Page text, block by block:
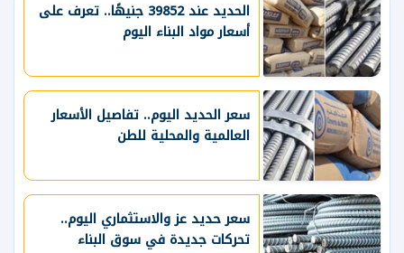
الحديد عند 39852 جنيهًا.. تعرف على
أسعار مواد البناء اليوم
سعر الحديد اليوم.. تفاصيل الأسعار
العالمية والمحلية للطن
سعر حديد عز والاستثماري اليوم..
تحركات جديدة في سوق البناء